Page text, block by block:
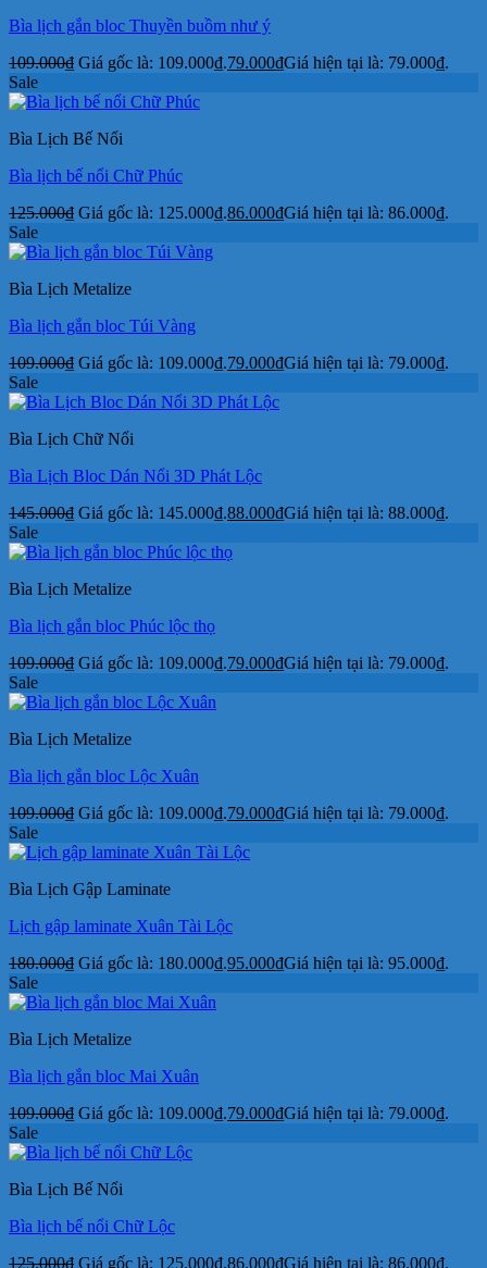
Bìa lịch gắn bloc Thuyền buồm như ý
109.000₫ Giá gốc là: 109.000₫.79.000₫Giá hiện tại là: 79.000₫.
Sale
Bìa Lịch Bế Nổi
Bìa lịch bế nổi Chữ Phúc
125.000₫ Giá gốc là: 125.000₫.86.000₫Giá hiện tại là: 86.000₫.
Sale
Bìa Lịch Metalize
Bìa lịch gắn bloc Túi Vàng
109.000₫ Giá gốc là: 109.000₫.79.000₫Giá hiện tại là: 79.000₫.
Sale
Bìa Lịch Chữ Nổi
Bìa Lịch Bloc Dán Nổi 3D Phát Lộc
145.000₫ Giá gốc là: 145.000₫.88.000₫Giá hiện tại là: 88.000₫.
Sale
Bìa Lịch Metalize
Bìa lịch gắn bloc Phúc lộc thọ
109.000₫ Giá gốc là: 109.000₫.79.000₫Giá hiện tại là: 79.000₫.
Sale
Bìa Lịch Metalize
Bìa lịch gắn bloc Lộc Xuân
109.000₫ Giá gốc là: 109.000₫.79.000₫Giá hiện tại là: 79.000₫.
Sale
Bìa Lịch Gập Laminate
Lịch gập laminate Xuân Tài Lộc
180.000₫ Giá gốc là: 180.000₫.95.000₫Giá hiện tại là: 95.000₫.
Sale
Bìa Lịch Metalize
Bìa lịch gắn bloc Mai Xuân
109.000₫ Giá gốc là: 109.000₫.79.000₫Giá hiện tại là: 79.000₫.
Sale
Bìa Lịch Bế Nổi
Bìa lịch bế nổi Chữ Lộc
125.000₫ Giá gốc là: 125.000₫.86.000₫Giá hiện tại là: 86.000₫.